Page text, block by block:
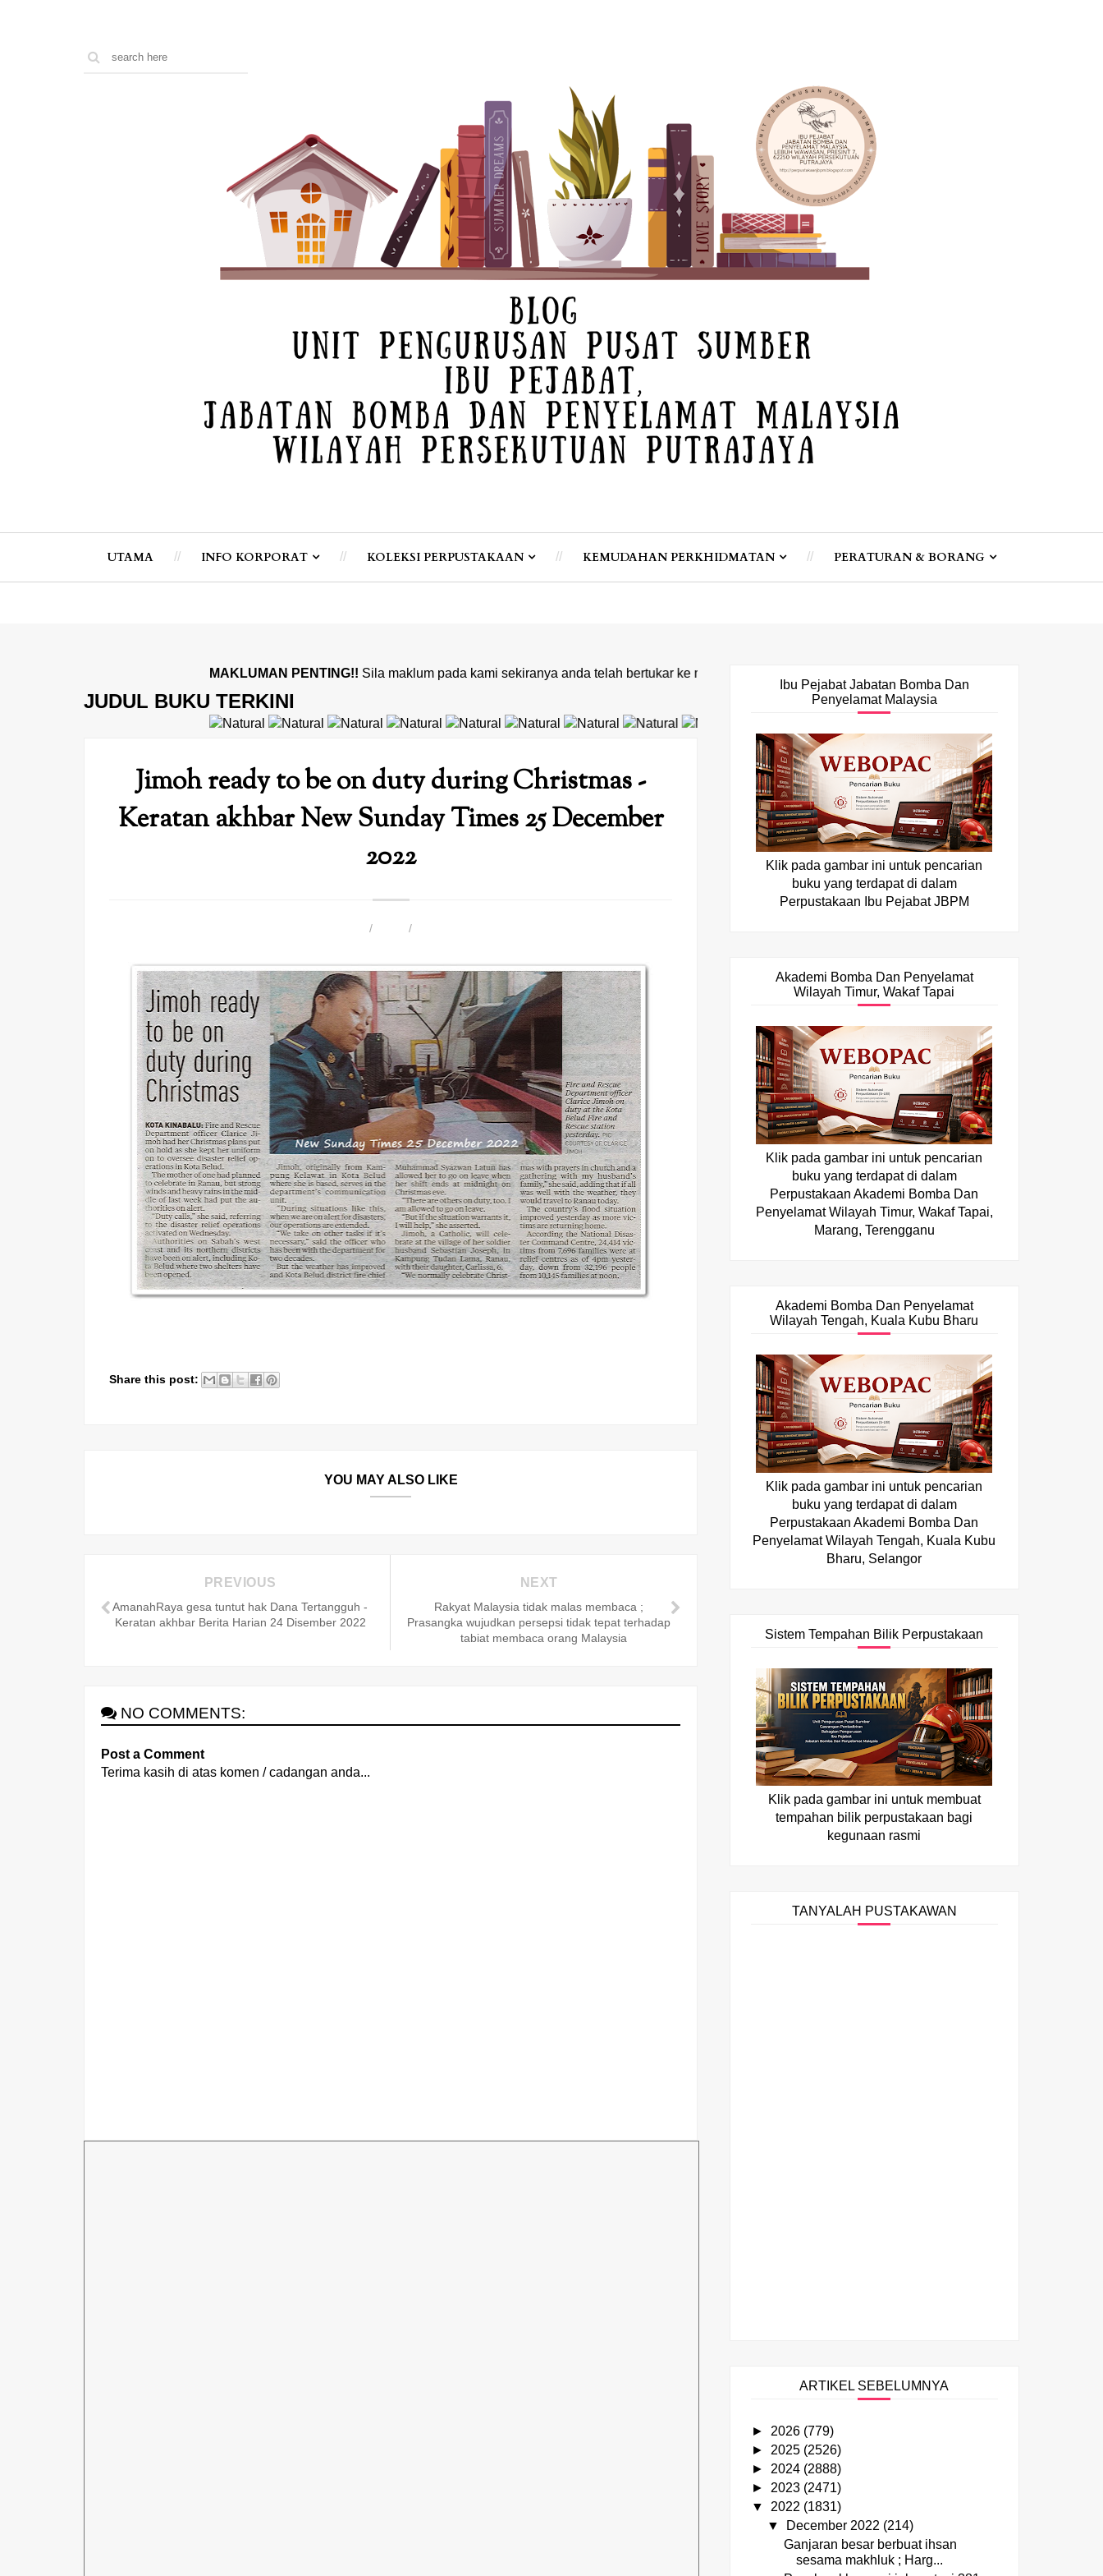
UTAMA INFO KORPORAT KOLEKSI PERPUSTAKAAN KEMUDAHAN PERKHIDMATAN PERATURAN & BORANG
MAKLUMAN PENTING!!Sila maklum pada kami sekiranya anda telah bertukar ke mana-mana tempat pertukaran bagi pengemaskinian data ahli anda. Kerjasama
JUDUL BUKU TERKINI
Jimoh ready to be on duty during Christmas -
Keratan akhbar New Sunday Times 25 December
2022
Share this post:
YOU MAY ALSO LIKE
NEXT
Rakyat Malaysia tidak malas membaca ;
Prasangka wujudkan persepsi tidak tepat terhadap
tabiat membaca orang Malaysia
PREVIOUS
AmanahRaya gesa tuntut hak Dana Tertangguh -
Keratan akhbar Berita Harian 24 Disember 2022
NO COMMENTS:
Post a Comment
Terima kasih di atas komen / cadangan anda...
Ibu Pejabat Jabatan Bomba Dan
Penyelamat Malaysia
Klik pada gambar ini untuk pencarian
buku yang terdapat di dalam
Perpustakaan Ibu Pejabat JBPM
Akademi Bomba Dan Penyelamat
Wilayah Timur, Wakaf Tapai
Klik pada gambar ini untuk pencarian
buku yang terdapat di dalam
Perpustakaan Akademi Bomba Dan
Penyelamat Wilayah Timur, Wakaf Tapai,
Marang, Terengganu
Akademi Bomba Dan Penyelamat
Wilayah Tengah, Kuala Kubu Bharu
Klik pada gambar ini untuk pencarian
buku yang terdapat di dalam
Perpustakaan Akademi Bomba Dan
Penyelamat Wilayah Tengah, Kuala Kubu
Bharu, Selangor
Sistem Tempahan Bilik Perpustakaan
Klik pada gambar ini untuk membuat
tempahan bilik perpustakaan bagi
kegunaan rasmi
TANYALAH PUSTAKAWAN
ARTIKEL SEBELUMNYA
► 2026 (779)
► 2025 (2526)
► 2024 (2888)
► 2023 (2471)
▼ 2022 (1831)
▼
December 2022 (214)
Ganjaran besar berbuat ihsan
sesama makhluk ; Harg...